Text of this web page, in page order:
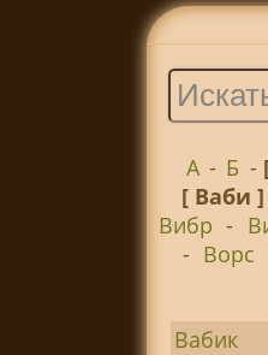
А - Б -
[ Ваби ]
Вибр -
- Ворс
Вабик